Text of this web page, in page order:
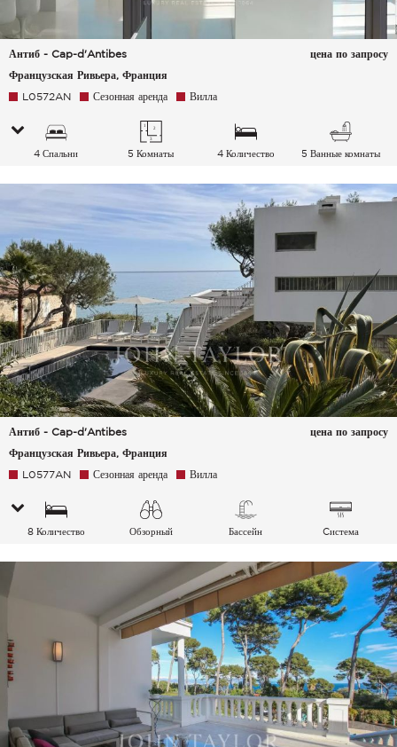
Антиб - Cap-d'Antibes
Французская Ривьера, Франция
цена по запросу
L0572AN Сезонная аренда Вилла
4 Спальни 5 Комнаты
4 Количество
5 Ванные комнаты
Антиб - Cap-d'Antibes
Французская Ривьера, Франция
цена по запросу
L0577AN Сезонная аренда Вилла
8 Количество
Обзорный
Бассейн
Cистема
воздуха